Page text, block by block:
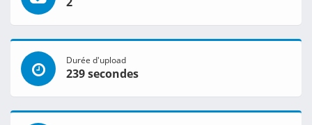
Durée d'upload
239 secondes